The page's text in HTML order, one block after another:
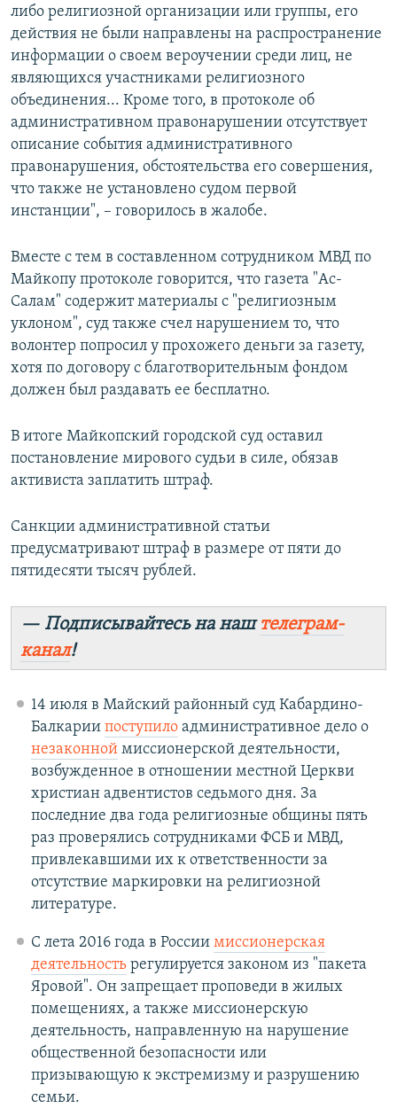
либо религиозной организации или группы, его
действия не были направлены на распространение
информации о своем вероучении среди лиц, не
являющихся участниками религиозного
объединения... Кроме того, в протоколе об
административном правонарушении отсутствует
описание события административного
правонарушения, обстоятельства его совершения,
что также не установлено судом первой
инстанции", – говорилось в жалобе.
Вместе с тем в составленном сотрудником МВД по
Майкопу протоколе говорится, что газета "Ас-
Салам" содержит материалы с "религиозным
уклоном", суд также счел нарушением то, что
волонтер попросил у прохожего деньги за газету,
хотя по договору с благотворительным фондом
должен был раздавать ее бесплатно.
В итоге Майкопский городской суд оставил
постановление мирового судьи в силе, обязав
активиста заплатить штраф.
Санкции административной статьи
предусматривают штраф в размере от пяти до
пятидесяти тысяч рублей.
— Подписывайтесь на наштелеграм-
канал!
14 июля в Майский районный суд Кабардино-
Балкарии поступилоадминистративное дело о
незаконноймиссионерской деятельности,
возбужденное в отношении местной Церкви
христиан адвентистов седьмого дня. За
последние два года религиозные общины пять
раз проверялись сотрудниками ФСБ и МВД,
привлекавшими их к ответственности за
отсутствие маркировки на религиозной
литературе.
С лета 2016 года в России миссионерская
деятельностьрегулируется законом из "пакета
Яровой". Он запрещает проповеди в жилых
помещениях, а также миссионерскую
деятельность, направленную на нарушение
общественной безопасности или
призывающую к экстремизму и разрушению
семьи.